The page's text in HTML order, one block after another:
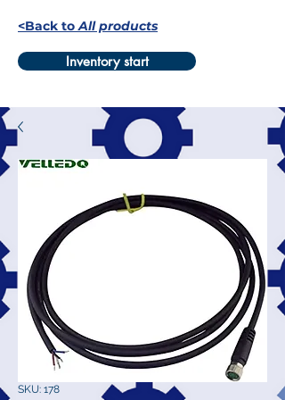
<Back toAll products
Inventory start
SKU: 178